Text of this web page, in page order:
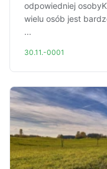
odpowiedniej
wielu osób jest
...
30.11.-0001